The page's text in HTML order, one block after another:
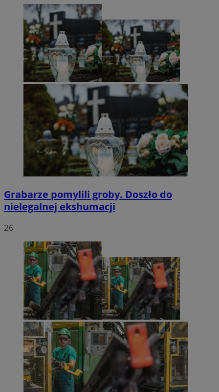
Grabarze pomylili groby. Doszło do
nielegalnej ekshumacji
26